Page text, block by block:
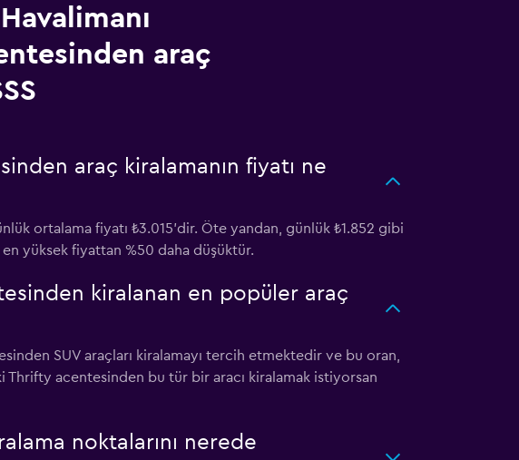
araç
araç kiralamanın fiyatı ne
ortalama fiyatı ₺3.015'dir. Öte yandan, günlük ₺1.852 gibi
yüksek fiyattan %50 daha düşüktür.
kiralanan en popüler araç
SUV araçları kiralamayı tercih etmektedir ve bu oran,
Thrifty acentesinden bu tür bir aracı kiralamak istiyorsan
noktalarını nerede